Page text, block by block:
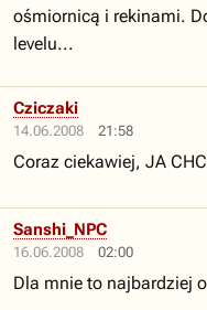
ośmiornicą i rekinami.
levelu...
14.06.2008 21:58
Cziczaki
Coraz ciekawiej, JA
16.06.2008 02:00
Sanshi_NPC
Dla mnie to najbardziej